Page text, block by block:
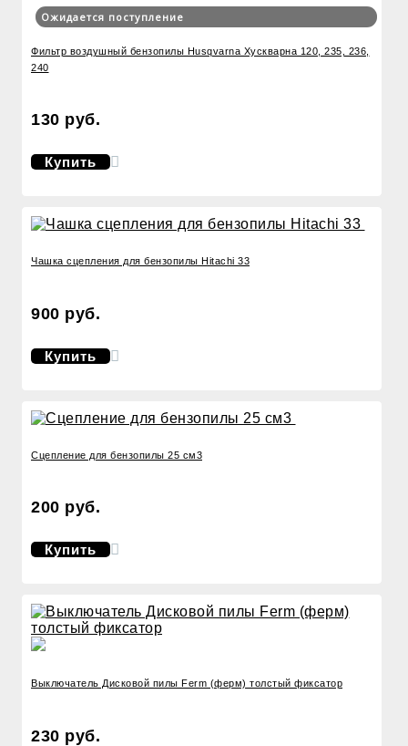
Ожидается поступление
Фильтр воздушный бензопилы Husqvarna Хускварна 120, 235, 236,
240
130 руб.
Купить
Чашка сцепления для бензопилы Hitachi 33
900 руб.
Купить
Сцепление для бензопилы 25 см3
200 руб.
Купить
Выключатель Дисковой пилы Ferm (ферм) толстый фиксатор
230 руб.